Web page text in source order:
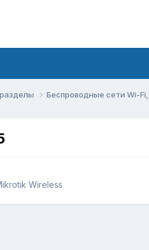
Беспроводные сети Wi-Fi,
Wireless